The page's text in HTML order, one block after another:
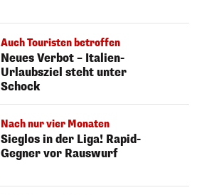
Auch Touristen betroffen
Neues Verbot – Italien-
Urlaubsziel steht unter
Schock
Nach nur vier Monaten
Sieglos in der Liga! Rapid-
Gegner vor Rauswurf